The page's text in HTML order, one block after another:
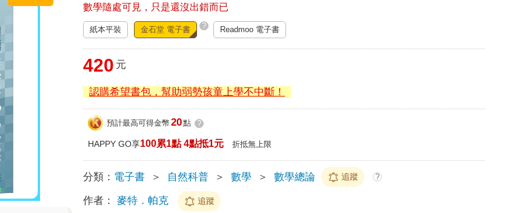
數學隨處可見，只是還沒出錯而已
紙本平裝 金石堂 電子書 ? Readmoo 電子書
420 元
認購希望書包，幫助弱勢孩童上學不中斷！
預計最高可得金幣 20點 ?
HAPPY GO享100累1點 4點抵1元 折抵無上限
分類： 電子書 ＞ 自然科普 ＞ 數學 ＞ 數學總論 追蹤 ?
作者： 麥特．帕克 追蹤